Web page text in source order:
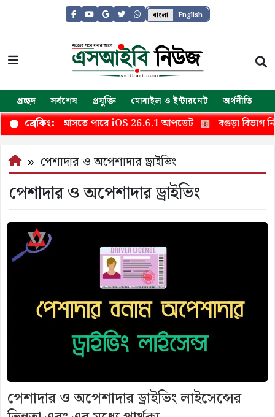
বাংলা English
প্রচ্ছদ সর্বশেষ প্রযুক্তি মোবাইল ও ইন্টারনেট অর্থনীতি
ব্রেকিং:
জন্য দ্রুত আসতে পারে iOS 26.6.1 আপডেট বগুড়া বিভাগ
পেশাদার ও অপেশাদার ড্রাইভিং
পেশাদার ও অপেশাদার ড্রাইভিং
পেশাদার ও অপেশাদার ড্রাইভিং লাইসেন্সের